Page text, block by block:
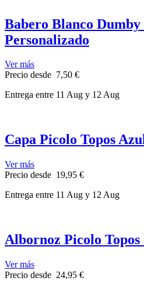
Babero Blanco Dumby
Personalizado
Ver más
Precio desde 7,50 €
Entrega entre 11 Aug y 12 Aug
Capa Picolo Topos
Ver más
Precio desde 19,95 €
Entrega entre 11 Aug y 12 Aug
Albornoz Picolo Topos
Ver más
Precio desde 24,95 €